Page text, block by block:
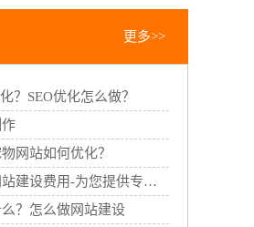
更多>>
？SEO优化怎么做？
网站如何优化？
网站建设及网站建设费用-为您提供专业的网站建设服务
？怎么做网站建设